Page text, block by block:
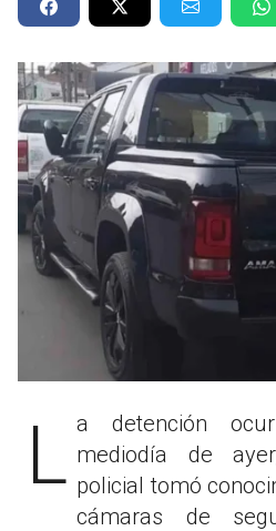
La detención ocurrió en horas del mediodía de
policial tomó
cámaras de